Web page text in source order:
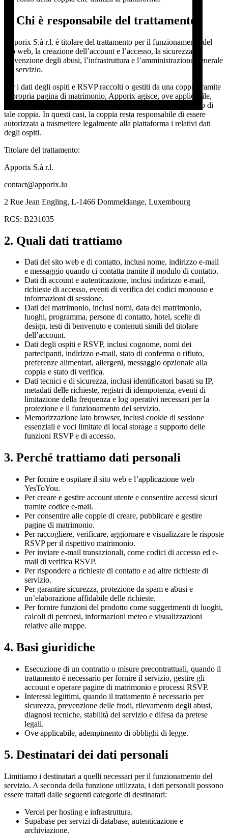
1. Chi è responsabile del trattamento?
Apporix S.à r.l. è titolare del trattamento per il funzionamento del
sito web, la creazione dell’account e l’accesso, la sicurezza, la
prevenzione degli abusi, l’infrastruttura e l’amministrazione generale
del servizio.
Per i dati degli ospiti e RSVP raccolti o gestiti da una coppia tramite
la propria pagina di matrimonio, Apporix agisce, ove applicabile,
come fornitore tecnico o responsabile del trattamento per conto di
tale coppia. In questi casi, la coppia resta responsabile di essere
autorizzata a trasmettere legalmente alla piattaforma i relativi dati
degli ospiti.
Titolare del trattamento:
Apporix S.à r.l.
contact@apporix.lu
2 Rue Jean Engling, L-1466 Dommeldange, Luxembourg
RCS: B231035
2. Quali dati trattiamo
Dati del sito web e di contatto, inclusi nome, indirizzo e-mail
e messaggio quando ci contatta tramite il modulo di contatto.
Dati di account e autenticazione, inclusi indirizzo e-mail,
richieste di accesso, eventi di verifica dei codici monouso e
informazioni di sessione.
Dati del matrimonio, inclusi nomi, data del matrimonio,
luoghi, programma, persone di contatto, hotel, scelte di
design, testi di benvenuto e contenuti simili del titolare
dell’account.
Dati degli ospiti e RSVP, inclusi cognome, nomi dei
partecipanti, indirizzo e-mail, stato di conferma o rifiuto,
preferenze alimentari, allergeni, messaggio opzionale alla
coppia e stato di verifica.
Dati tecnici e di sicurezza, inclusi identificatori basati su IP,
metadati delle richieste, registri di idempotenza, eventi di
limitazione della frequenza e log operativi necessari per la
protezione e il funzionamento del servizio.
Memorizzazione lato browser, inclusi cookie di sessione
essenziali e voci limitate di local storage a supporto delle
funzioni RSVP e di accesso.
3. Perché trattiamo dati personali
Per fornire e ospitare il sito web e l’applicazione web
YesToYou.
Per creare e gestire account utente e consentire accessi sicuri
tramite codice e-mail.
Per consentire alle coppie di creare, pubblicare e gestire
pagine di matrimonio.
Per raccogliere, verificare, aggiornare e visualizzare le risposte
RSVP per il rispettivo matrimonio.
Per inviare e-mail transazionali, come codici di accesso ed e-
mail di verifica RSVP.
Per rispondere a richieste di contatto e ad altre richieste di
servizio.
Per garantire sicurezza, protezione da spam e abusi e
un’elaborazione affidabile delle richieste.
Per fornire funzioni del prodotto come suggerimenti di luoghi,
calcoli di percorsi, informazioni meteo e visualizzazioni
relative alle mappe.
4. Basi giuridiche
Esecuzione di un contratto o misure precontrattuali, quando il
trattamento è necessario per fornire il servizio, gestire gli
account e operare pagine di matrimonio e processi RSVP.
Interessi legittimi, quando il trattamento è necessario per
sicurezza, prevenzione delle frodi, rilevamento degli abusi,
diagnosi tecniche, stabilità del servizio e difesa da pretese
legali.
Ove applicabile, adempimento di obblighi di legge.
5. Destinatari dei dati personali
Limitiamo i destinatari a quelli necessari per il funzionamento del
servizio. A seconda della funzione utilizzata, i dati personali possono
essere trattati dalle seguenti categorie di destinatari:
Vercel per hosting e infrastruttura.
Supabase per servizi di database, autenticazione e
archiviazione.